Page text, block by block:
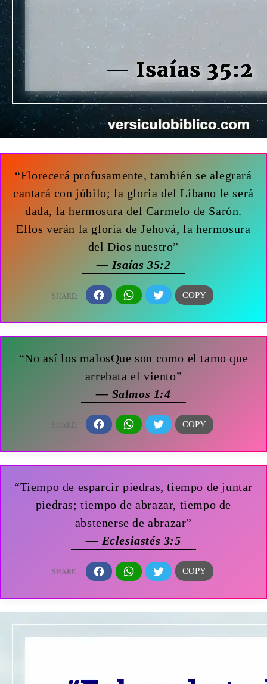
“Florecerá profusamente, también se alegrará
cantará con júbilo; la gloria del Líbano le será
dada, la hermosura del Carmelo de Sarón.
Ellos verán la gloria de Jehová, la hermosura
del Dios nuestro”
— Isaías 35:2
“No así los malosQue son como el tamo que
arrebata el viento”
— Salmos 1:4
“Tiempo de esparcir piedras, tiempo de juntar
piedras; tiempo de abrazar, tiempo de
abstenerse de abrazar”
— Eclesiastés 3:5